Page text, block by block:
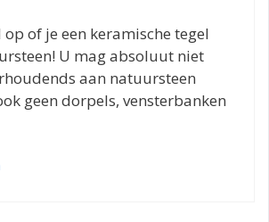
of je een keramische tegel
U mag absoluut niet
aan natuursteen
geen dorpels, vensterbanken